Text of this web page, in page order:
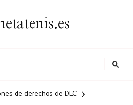
de derechos de DLC